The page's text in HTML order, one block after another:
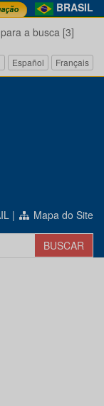
BRASIL
a busca [3]
Español Français
| Mapa do Site